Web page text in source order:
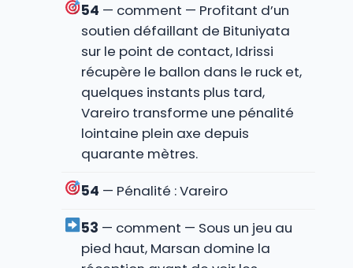
54 — comment — Profitant d’un
soutien défaillant de Bituniyata
sur le point de contact, Idrissi
récupère le ballon dans le ruck et,
quelques instants plus tard,
Vareiro transforme une pénalité
lointaine plein axe depuis
quarante mètres.
54 — Pénalité : Vareiro
53 — comment — Sous un jeu au
pied haut, Marsan domine la